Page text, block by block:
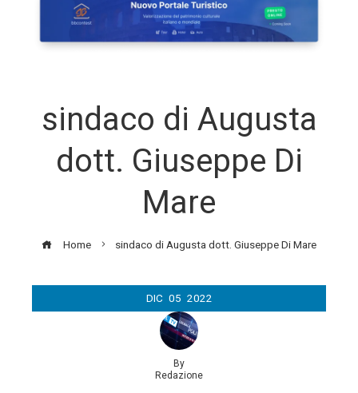
sindaco di Augusta
dott. Giuseppe Di
Mare
Home sindaco di Augusta dott. Giuseppe Di Mare
DIC 05 2022
By
Redazione